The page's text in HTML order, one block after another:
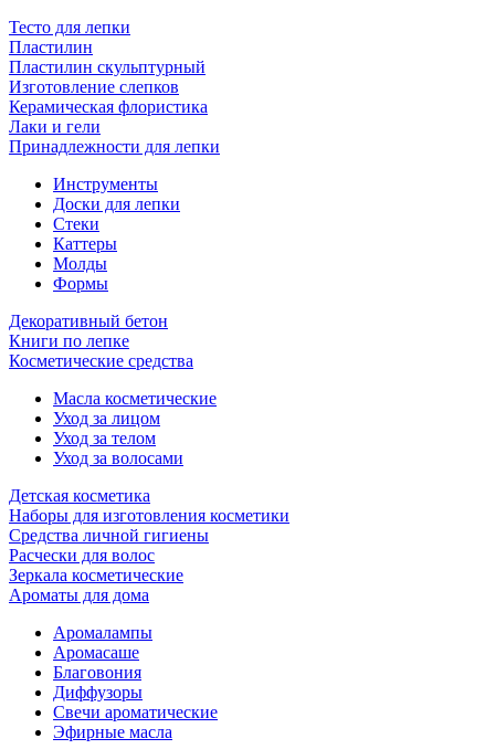
Тесто для лепки
Пластилин
Пластилин скульптурный
Изготовление слепков
Керамическая флористика
Лаки и гели
Принадлежности для лепки
Инструменты
Доски для лепки
Стеки
Каттеры
Молды
Формы
Декоративный бетон
Книги по лепке
Косметические средства
Масла косметические
Уход за лицом
Уход за телом
Уход за волосами
Детская косметика
Наборы для изготовления косметики
Средства личной гигиены
Расчески для волос
Зеркала косметические
Ароматы для дома
Аромалампы
Аромасаше
Благовония
Диффузоры
Свечи ароматические
Эфирные масла